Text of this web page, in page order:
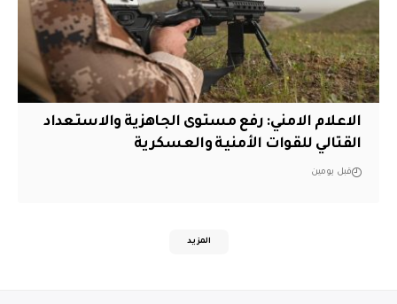
الاعلام الامني: رفع مستوى الجاهزية والاستعداد
القتالي للقوات الأمنية والعسكرية
قبل يومين
المزيد